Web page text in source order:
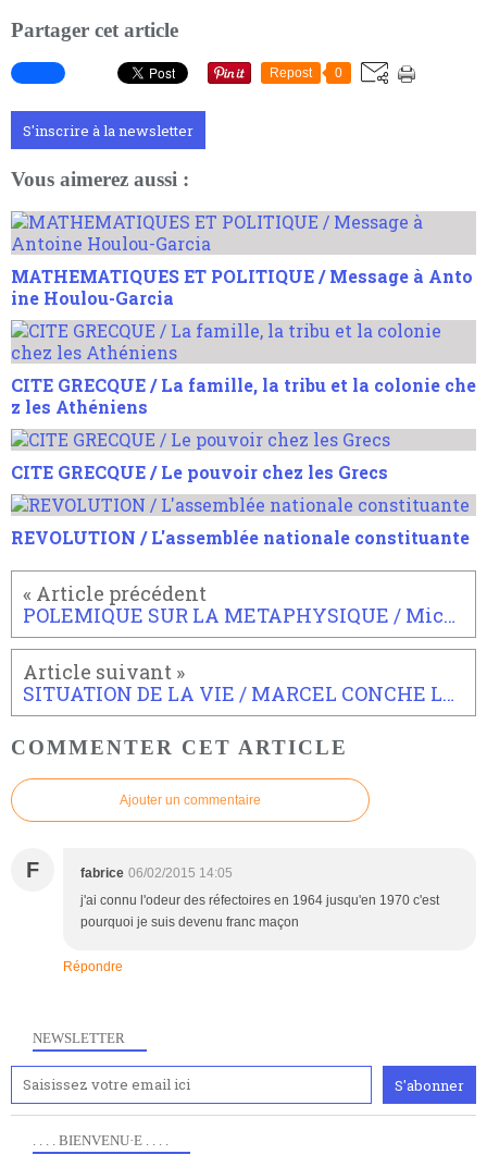
Partager cet article
Repost 0
S'inscrire à la newsletter
Vous aimerez aussi :
MATHEMATIQUES ET POLITIQUE / Message à Anto
ine Houlou-Garcia
CITE GRECQUE / La famille, la tribu et la colonie che
z les Athéniens
CITE GRECQUE / Le pouvoir chez les Grecs
REVOLUTION / L'assemblée nationale constituante
POLEMIQUE SUR LA METAPHYSIQUE / Michel Onfray, plus platonicien que Badiou.
SITUATION DE LA VIE / MARCEL CONCHE LE TENTATEUR / Les journaux d'un vieil éphèbe
COMMENTER CET ARTICLE
Ajouter un commentaire
F fabrice 06/02/2015 14:05
j'ai connu l'odeur des réfectoires en 1964 jusqu'en 1970 c'est
pourquoi je suis devenu franc maçon
Répondre
NEWSLETTER
. . . . BIENVENU·E . . . .